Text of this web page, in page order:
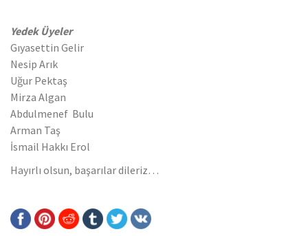
Yedek Üyeler
Gıyasettin Gelir
Nesip Arık
Uğur Pektaş
Mirza Algan
Abdulmenef Bulu
Arman Taş
İsmail Hakkı Erol
Hayırlı olsun, başarılar dileriz…